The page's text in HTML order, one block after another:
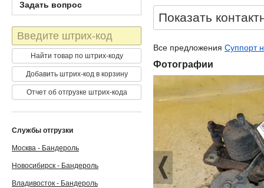
Показать
Все предложения Суппорт
Фотографии
Задать вопрос
Штрих-
код
Найти товар по штрих-коду
Добавить штрих-код в корзину
Отчет об отгрузке штрих-кода
Службы отгрузки
Москва - Бандероль
Новосибирск - Бандероль
Владивосток - Бандероль